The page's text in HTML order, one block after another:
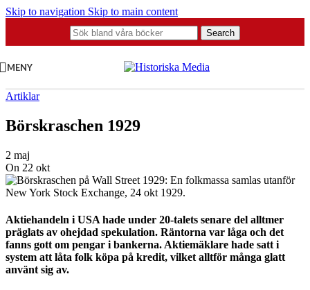
Skip to navigation Skip to main content
Search
MENY
Artiklar
Börskraschen 1929
2 maj
On 22 okt
Aktiehandeln i USA hade under 20-talets senare del alltmer
präglats av ohejdad spekulation. Räntorna var låga och det
fanns gott om pengar i bankerna. Aktiemäklare hade satt i
system att låta folk köpa på kredit, vilket alltför många glatt
använt sig av.